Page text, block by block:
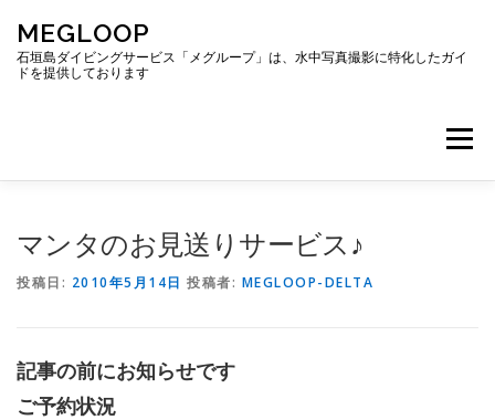
ッ
MEGLOOP
石垣島ダイビングサービス「メグループ」は、水中写真撮影に特化したガイ
ドを提供しております
メニュー
マンタのお見送りサービス♪
投稿日: 2010年5月14日 投稿者: MEGLOOP-DELTA
記事の前にお知らせです
ご予約状況